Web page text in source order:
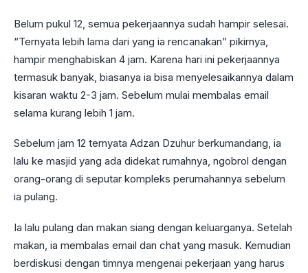
Belum pukul 12, semua pekerjaannya sudah hampir selesai.
“Ternyata lebih lama dari yang ia rencanakan” pikirnya,
hampir menghabiskan 4 jam. Karena hari ini pekerjaannya
termasuk banyak, biasanya ia bisa menyelesaikannya dalam
kisaran waktu 2-3 jam. Sebelum mulai membalas email
selama kurang lebih 1 jam.
Sebelum jam 12 ternyata Adzan Dzuhur berkumandang, ia
lalu ke masjid yang ada didekat rumahnya, ngobrol dengan
orang-orang di seputar kompleks perumahannya sebelum
ia pulang.
Ia lalu pulang dan makan siang dengan keluarganya. Setelah
makan, ia membalas email dan chat yang masuk. Kemudian
berdiskusi dengan timnya mengenai pekerjaan yang harus